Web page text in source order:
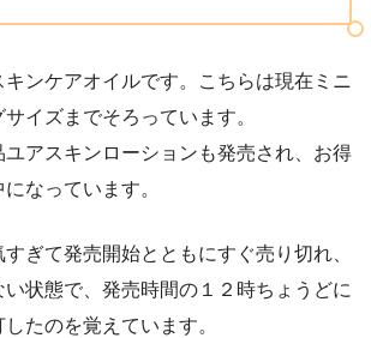
ンケアオイルです。こちらは現在ミニ
イズまでそろっています。
ユアスキンローションも発売され、お得
なっています。
ぎて発売開始とともにすぐ売り切れ、
状態で、発売時間の１２時ちょうどに
たのを覚えています。